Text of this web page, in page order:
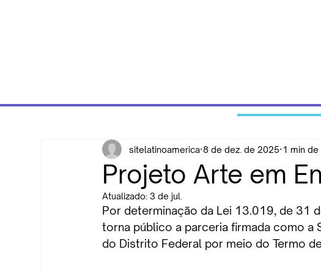
Projeto Arte em
sitelatinoamerica 8 de dez. de 2025 1 min de
Atualizado:3 de jul.
Por determinação da Lei 13.019, de 31
torna público a parceria firmada como a
do Distrito Federal por meio do Termo